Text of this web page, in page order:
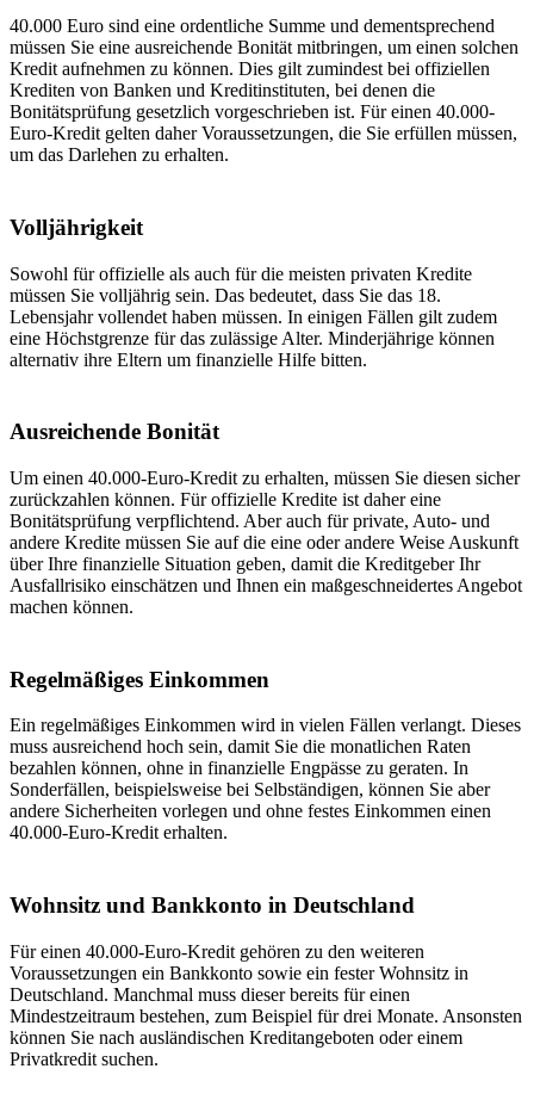
40.000 Euro sind eine ordentliche Summe und dementsprechend
müssen Sie eine ausreichende Bonität mitbringen, um einen solchen
Kredit aufnehmen zu können. Dies gilt zumindest bei offiziellen
Krediten von Banken und Kreditinstituten, bei denen die
Bonitätsprüfung gesetzlich vorgeschrieben ist. Für einen 40.000-
Euro-Kredit gelten daher Voraussetzungen, die Sie erfüllen müssen,
um das Darlehen zu erhalten.
Volljährigkeit
Sowohl für offizielle als auch für die meisten privaten Kredite
müssen Sie volljährig sein. Das bedeutet, dass Sie das 18.
Lebensjahr vollendet haben müssen. In einigen Fällen gilt zudem
eine Höchstgrenze für das zulässige Alter. Minderjährige können
alternativ ihre Eltern um finanzielle Hilfe bitten.
Ausreichende Bonität
Um einen 40.000-Euro-Kredit zu erhalten, müssen Sie diesen sicher
zurückzahlen können. Für offizielle Kredite ist daher eine
Bonitätsprüfung verpflichtend. Aber auch für private, Auto- und
andere Kredite müssen Sie auf die eine oder andere Weise Auskunft
über Ihre finanzielle Situation geben, damit die Kreditgeber Ihr
Ausfallrisiko einschätzen und Ihnen ein maßgeschneidertes Angebot
machen können.
Regelmäßiges Einkommen
Ein regelmäßiges Einkommen wird in vielen Fällen verlangt. Dieses
muss ausreichend hoch sein, damit Sie die monatlichen Raten
bezahlen können, ohne in finanzielle Engpässe zu geraten. In
Sonderfällen, beispielsweise bei Selbständigen, können Sie aber
andere Sicherheiten vorlegen und ohne festes Einkommen einen
40.000-Euro-Kredit erhalten.
Wohnsitz und Bankkonto in Deutschland
Für einen 40.000-Euro-Kredit gehören zu den weiteren
Voraussetzungen ein Bankkonto sowie ein fester Wohnsitz in
Deutschland. Manchmal muss dieser bereits für einen
Mindestzeitraum bestehen, zum Beispiel für drei Monate. Ansonsten
können Sie nach ausländischen Kreditangeboten oder einem
Privatkredit suchen.